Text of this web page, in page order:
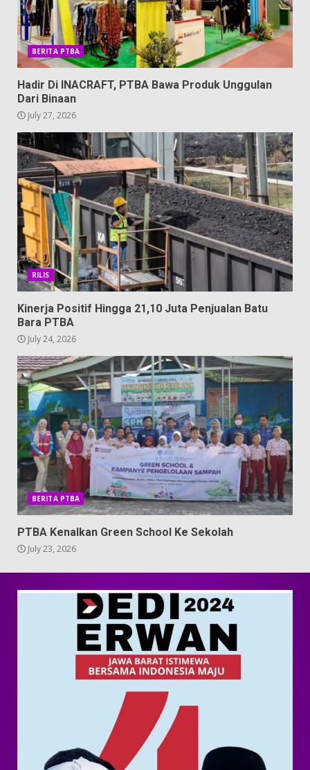
BERITA PTBA
Hadir Di INACRAFT, PTBA Bawa Produk Unggulan
Dari Binaan
July 27, 2026
RILIS
Kinerja Positif Hingga 21,10 Juta Penjualan Batu
Bara PTBA
July 24, 2026
BERITA PTBA
PTBA Kenalkan Green School Ke Sekolah
July 23, 2026